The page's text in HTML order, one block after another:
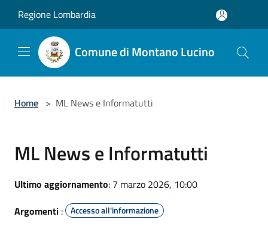
Regione Lombardia
Comune di Montano Lucino
Home > ML News e Informatutti
ML News e Informatutti
Ultimo aggiornamento: 7 marzo 2026, 10:00
Argomenti : Accesso all'informazione